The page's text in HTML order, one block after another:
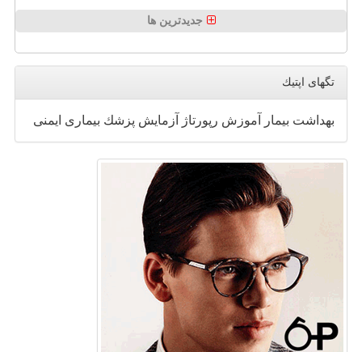
جدیدترین ها
تگهای اپتیك
بهداشت بیمار آموزش رپورتاژ آزمایش پزشك بیماری ایمنی